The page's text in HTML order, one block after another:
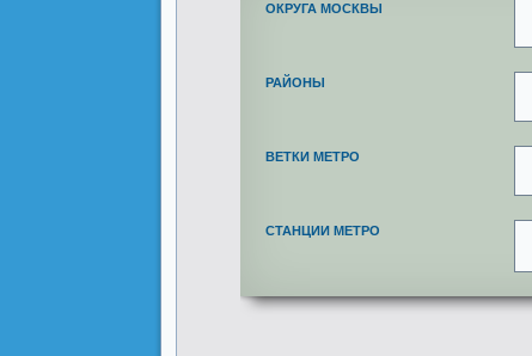
ОКРУГА МОСКВЫ
РАЙОНЫ
ВЕТКИ МЕТРО
СТАНЦИИ МЕТРО